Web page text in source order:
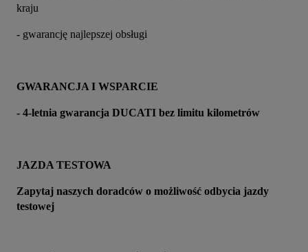
kraju
- gwarancję najlepszej obsługi
GWARANCJA I WSPARCIE
- 4-letnia gwarancja DUCATI bez limitu kilometrów
JAZDA TESTOWA
Zapytaj naszych doradców o możliwość odbycia jazdy
testowej